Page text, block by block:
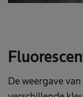
De weergave